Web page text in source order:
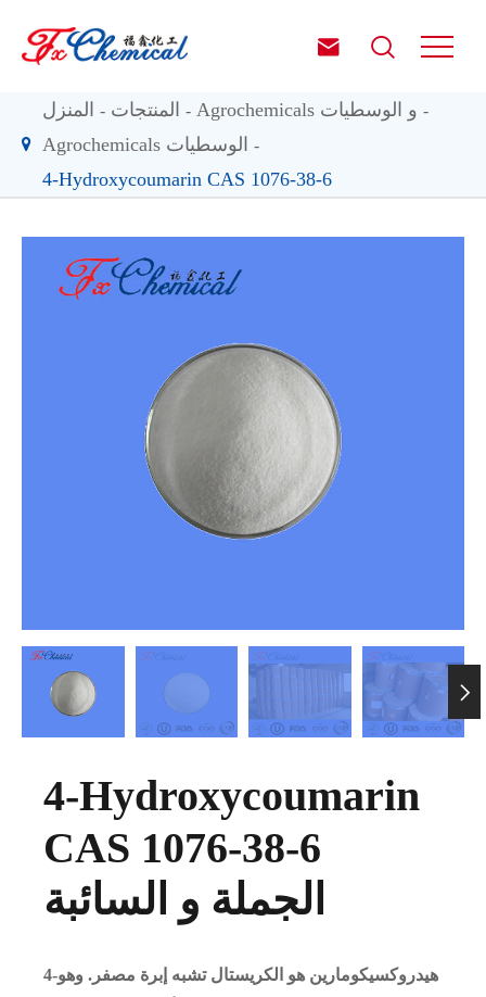
 
المنزل المنتجات
Agrochemicals و الوسطيات
Agrochemicals الوسطيات
4-Hydroxycoumarin CAS 1076-38-6

4-Hydroxycoumarin
CAS 1076-38-6
الجملة و السائبة
4-هيدروكسيكومارين هو الكريستال تشبه إبرة مصفر. وهو